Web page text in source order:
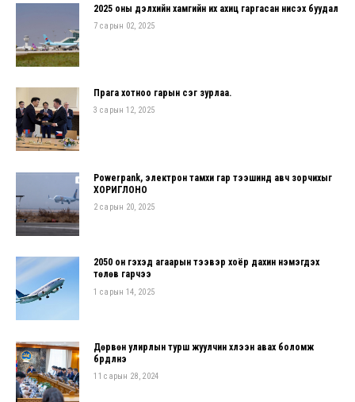
2025 оны дэлхийн хамгийн их ахиц гаргасан нисэх буудал
7 сарын 02, 2025
Прага хотноо гарын үсэг зурлаа.
3 сарын 12, 2025
Powerpank, электрон тамхи гар тээшинд авч зорчихыг
ХОРИГЛОНО
2 сарын 20, 2025
2050 он гэхэд агаарын тээвэр хоёр дахин нэмэгдэх
төлөв гарчээ
1 сарын 14, 2025
Дөрвөн улирлын турш жуулчин хүлээн авах боломж
бүрдүүлнэ
11 сарын 28, 2024